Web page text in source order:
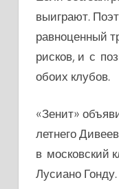
выиграют.
равноценный
рисков, и с
обоих клубов.
«Зенит»
летнего
в московский
Лусиано Гонду.